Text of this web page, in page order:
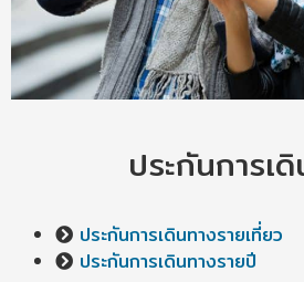
ประกันการเ
ประกันการเดินทางรายเที่ยว
ประกันการเดินทางรายปี